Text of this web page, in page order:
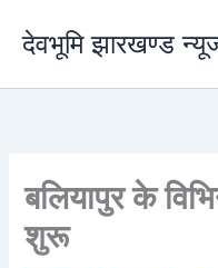
content
देवभूमि झारखण्ड
बलियापुर के
शुरू